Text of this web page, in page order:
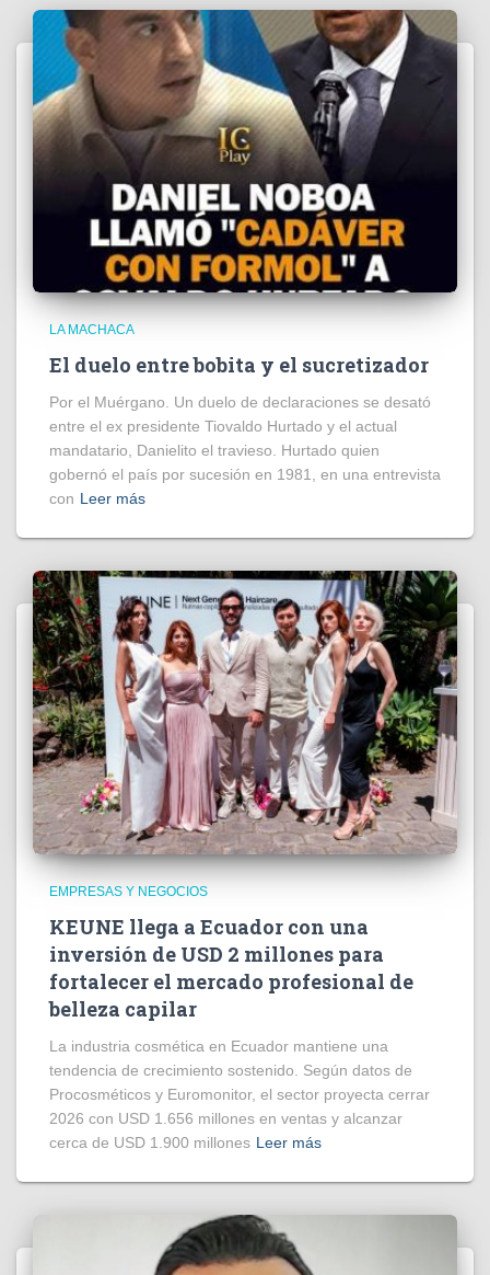
LA MACHACA
El duelo entre bobita y el sucretizador
Por el Muérgano. Un duelo de declaraciones se desató
entre el ex presidente Tiovaldo Hurtado y el actual
mandatario, Danielito el travieso. Hurtado quien
gobernó el país por sucesión en 1981, en una entrevista
con Leer más
EMPRESAS Y NEGOCIOS
KEUNE llega a Ecuador con una
inversión de USD 2 millones para
fortalecer el mercado profesional de
belleza capilar
La industria cosmética en Ecuador mantiene una
tendencia de crecimiento sostenido. Según datos de
Procosméticos y Euromonitor, el sector proyecta cerrar
2026 con USD 1.656 millones en ventas y alcanzar
cerca de USD 1.900 millones Leer más